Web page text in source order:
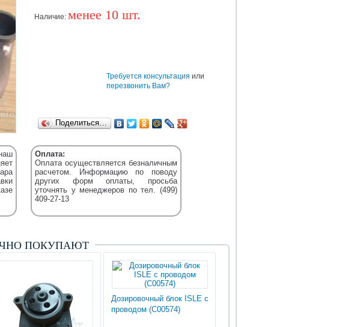
Наличие: менее 10 шт.
Поделиться…
Требуется консультация или
перезвонить Вам?
Оплата:
Оплата осуществляется безналичным
расчетом. Информацию по поводу
других форм оплаты, просьба
уточнять у менеджеров по тел. (499)
409-27-13
ПОКУПАЮТ
Дозировочный блок ISLE с
проводом (С00574)
MAN